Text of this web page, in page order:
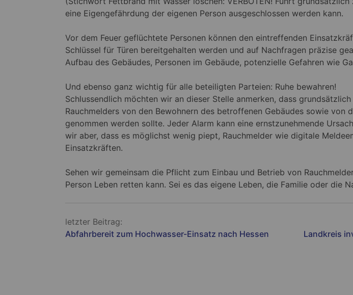
eine Eigengefährdung der eigenen Person ausgeschlossen werden kann.
Vor dem Feuer geflüchtete Personen können den eintreffenden
Schlüssel für Türen bereitgehalten werden und auf Nachfragen präzise
Aufbau des Gebäudes, Personen im Gebäude, potenzielle Gefahren wie
Und ebenso ganz wichtig für alle beteiligten Parteien: Ruhe bewahren!
Schlussendlich möchten wir an dieser Stelle anmerken, dass
Rauchmelders von den Bewohnern des betroffenen Gebäudes sowie von
genommen werden sollte. Jeder Alarm kann eine ernstzunehmende
wir aber, dass es möglichst wenig piept, Rauchmelder wie digitale
Einsatzkräften.
Sehen wir gemeinsam die Pflicht zum Einbau und Betrieb von
Person Leben retten kann. Sei es das eigene Leben, die Familie oder die
Beitragsnavigation
letzter Beitrag:
Abfahrbereit zum Hochwasser-Einsatz nach Hessen
Landkreis